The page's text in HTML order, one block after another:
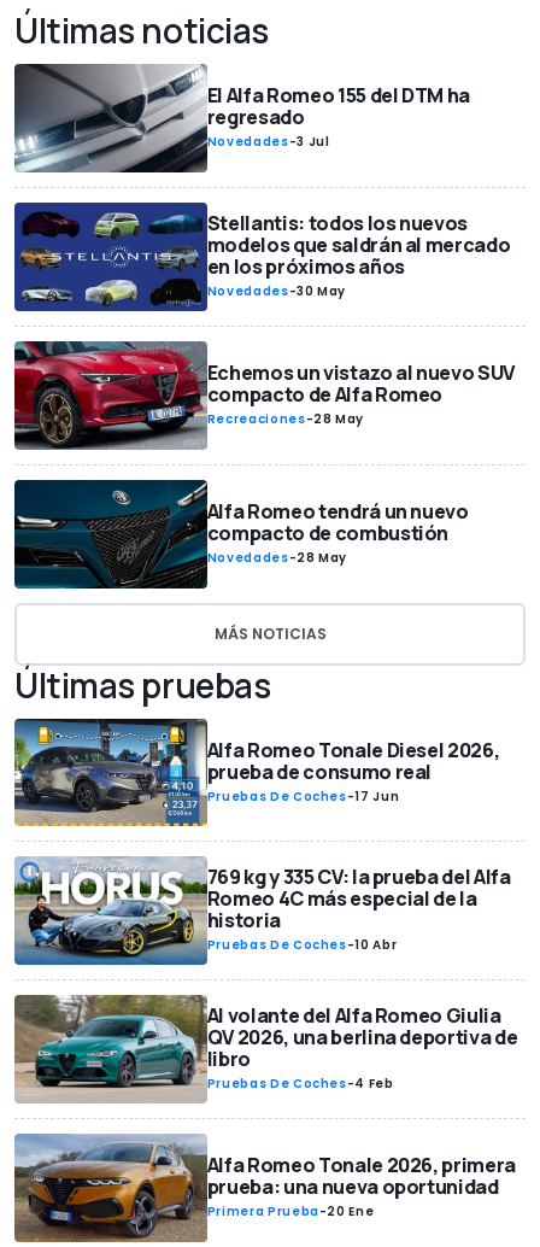
Últimas noticias
El Alfa Romeo 155 del DTM ha
regresado
Novedades-3 Jul
Stellantis: todos los nuevos
modelos que saldrán al mercado
en los próximos años
Novedades-30 May
Echemos un vistazo al nuevo SUV
compacto de Alfa Romeo
Recreaciones-28 May
Alfa Romeo tendrá un nuevo
compacto de combustión
Novedades-28 May
MÁS NOTICIAS
Últimas pruebas
Alfa Romeo Tonale Diesel 2026,
prueba de consumo real
Pruebas De Coches-17 Jun
769 kg y 335 CV: la prueba del Alfa
Romeo 4C más especial de la
historia
Pruebas De Coches-10 Abr
Al volante del Alfa Romeo Giulia
QV 2026, una berlina deportiva de
libro
Pruebas De Coches-4 Feb
Alfa Romeo Tonale 2026, primera
prueba: una nueva oportunidad
Primera Prueba-20 Ene